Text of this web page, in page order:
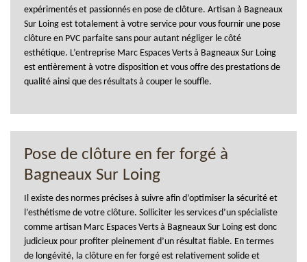
expérimentés et passionnés en pose de clôture. Artisan à Bagneaux
Sur Loing est totalement à votre service pour vous fournir une pose
clôture en PVC parfaite sans pour autant négliger le côté
esthétique. L’entreprise Marc Espaces Verts à Bagneaux Sur Loing
est entièrement à votre disposition et vous offre des prestations de
qualité ainsi que des résultats à couper le souffle.
Pose de clôture en fer forgé à
Bagneaux Sur Loing
Il existe des normes précises à suivre afin d’optimiser la sécurité et
l’esthétisme de votre clôture. Solliciter les services d’un spécialiste
comme artisan Marc Espaces Verts à Bagneaux Sur Loing est donc
judicieux pour profiter pleinement d’un résultat fiable. En termes
de longévité, la clôture en fer forgé est relativement solide et